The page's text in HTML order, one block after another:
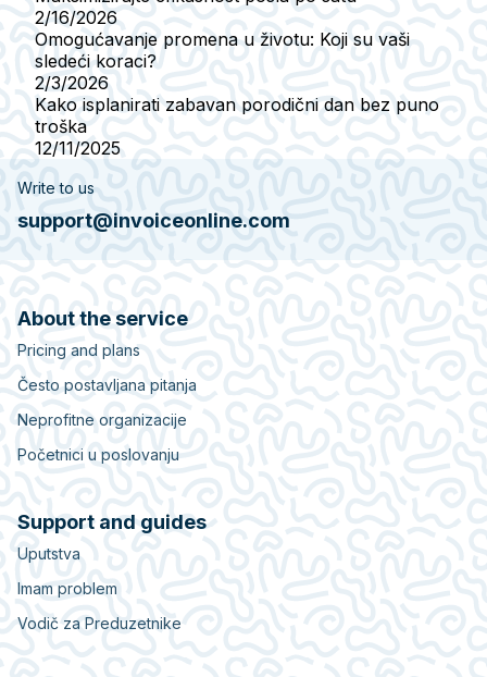
2/16/2026
Omogućavanje promena u životu: Koji su vaši
sledeći koraci?
2/3/2026
Kako isplanirati zabavan porodični dan bez puno
troška
12/11/2025
Write to us
support@invoiceonline.com
About the service
Pricing and plans
Često postavljana pitanja
Neprofitne organizacije
Početnici u poslovanju
Support and guides
Uputstva
Imam problem
Vodič za Preduzetnike